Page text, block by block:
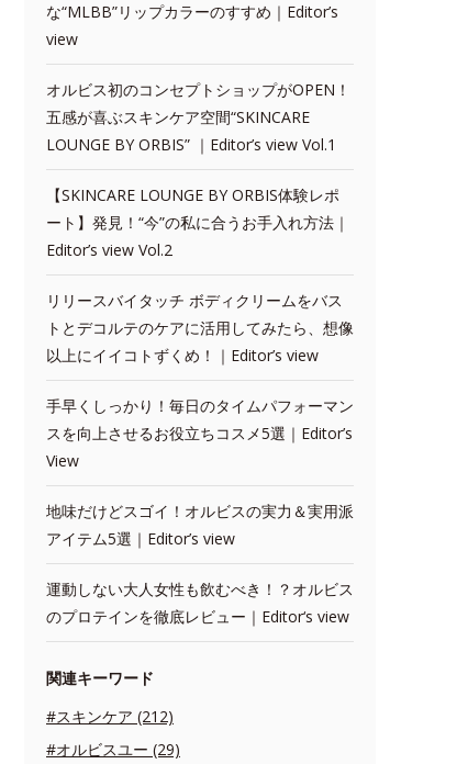
な“MLBB”リップカラーのすすめ｜Editor’s
view
オルビス初のコンセプトショップがOPEN！
五感が喜ぶスキンケア空間“SKINCARE
LOUNGE BY ORBIS” ｜Editor’s view Vol.1
【SKINCARE LOUNGE BY ORBIS体験レポ
ート】発見！“今”の私に合うお手入れ方法｜
Editor’s view Vol.2
リリースバイタッチ ボディクリームをバス
トとデコルテのケアに活用してみたら、想像
以上にイイコトずくめ！｜Editor’s view
手早くしっかり！毎日のタイムパフォーマン
スを向上させるお役立ちコスメ5選｜Editor’s
View
地味だけどスゴイ！オルビスの実力＆実用派
アイテム5選｜Editor’s view
運動しない大人女性も飲むべき！？オルビス
のプロテインを徹底レビュー｜Editor‘s view
関連キーワード
#スキンケア (212)
#オルビスユー (29)